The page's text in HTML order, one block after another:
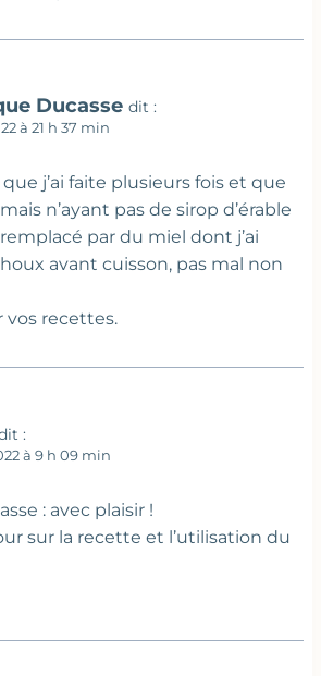
Ducasse dit :
à 21 h 37 min
j’ai faite plusieurs fois et que
n’ayant pas de sirop d’érable
remplacé par du miel dont j’ai
avant cuisson, pas mal non
vos recettes.
:
à 9 h 09 min
: avec plaisir !
sur la recette et l’utilisation du